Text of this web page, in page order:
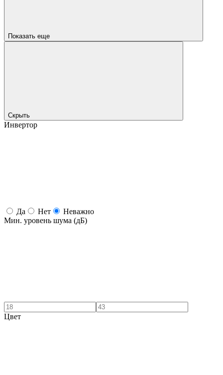
Показать еще
Скрыть
Инвертор
Да Нет
Неважно
Мин. уровень шума (дБ)
Цвет